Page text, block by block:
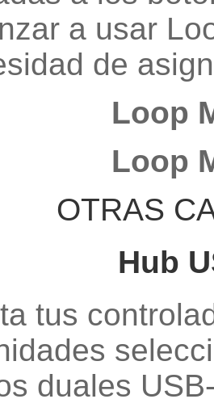
a usar
de
Loop
Loop
OTRAS
Hub
tus
duales